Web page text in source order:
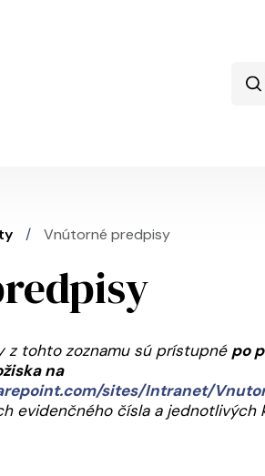
Vnútorné predpisy
z tohto zoznamu sú prístupné po
na
sites/Intranet/
evidenčného čísla a jednotlivých